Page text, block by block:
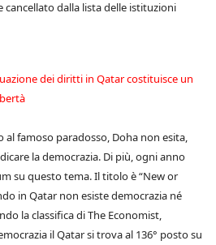
dalla lista delle istituzioni
dei diritti in Qatar costituisce un
famoso paradosso, Doha non esita,
la democrazia. Di più, ogni anno
su questo tema. Il titolo è “New or
in Qatar non esiste democrazia né
la classifica di The Economist,
il Qatar si trova al 136° posto su